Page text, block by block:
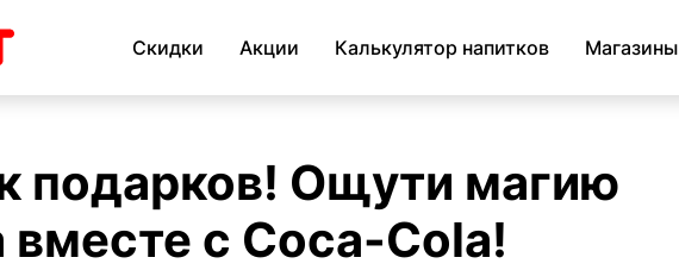
Скидки Акции Калькулятор напитков Магазины
подарков! Ощути магию
вместе с Coca-Сola!